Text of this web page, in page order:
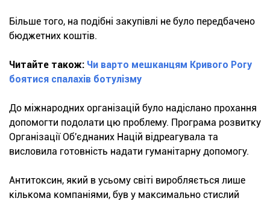
Більше того, на подібні закупівлі не було передбачено
бюджетних коштів.
Читайте також: Чи варто мешканцям Кривого Рогу
боятися спалахів ботулізму
До міжнародних організацій було надіслано прохання
допомогти подолати цю проблему. Програма розвитку
Організації Об'єднаних Націй відреагувала та
висловила готовність надати гуманітарну допомогу.
Антитоксин, який в усьому світі виробляється лише
кількома компаніями, був у максимально стислий